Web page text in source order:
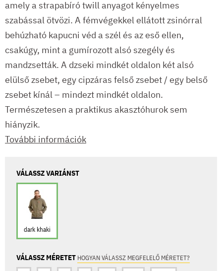
amely a strapabíró twill anyagot kényelmes
szabással ötvözi. A fémvégekkel ellátott zsinórral
behúzható kapucni véd a szél és az eső ellen,
csakúgy, mint a gumírozott alsó szegély és
mandzsetták. A dzseki mindkét oldalon két alsó
elülső zsebet, egy cipzáras felső zsebet / egy belső
zsebet kínál – mindezt mindkét oldalon.
Természetesen a praktikus akasztóhurok sem
hiányzik.
További információk
VÁLASSZ VARIÁNST
dark khaki
VÁLASSZ MÉRETET HOGYAN VÁLASSZ MEGFELELŐ MÉRETET?